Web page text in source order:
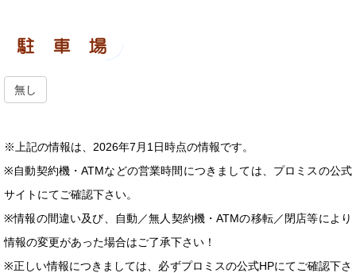
無し
※上記の情報は、2026年7月1日時点の情報です。
※自動契約機・ATMなどの営業時間につきましては、プロミスの公式
サイトにてご確認下さい。
※情報の間違い及び、自動／無人契約機・ATMの移転／閉店等により
情報の変更があった場合はご了承下さい！
※正しい情報につきましては、必ずプロミスの公式HPにてご確認下さ